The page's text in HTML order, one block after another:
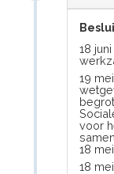
18
19
voor
18
18